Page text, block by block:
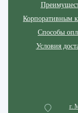
Корпоративным
Способы
Условия
г.